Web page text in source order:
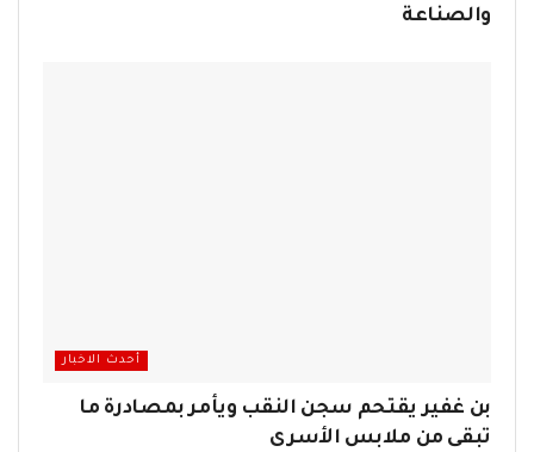
والصناعة
أحدث الاخبار
بن غفير يقتحم سجن النقب ويأمر بمصادرة ما
تبقى من ملابس الأسرى